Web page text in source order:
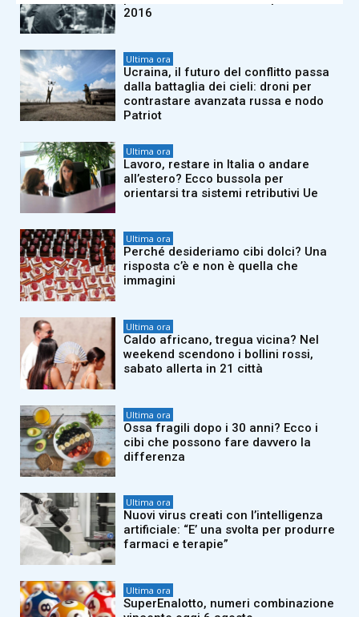
2016
Ultima ora
Ucraina, il futuro del conflitto passa
dalla battaglia dei cieli: droni per
contrastare avanzata russa e nodo
Patriot
Ultima ora
Lavoro, restare in Italia o andare
all’estero? Ecco bussola per
orientarsi tra sistemi retributivi Ue
Ultima ora
Perché desideriamo cibi dolci? Una
risposta c’è e non è quella che
immagini
Ultima ora
Caldo africano, tregua vicina? Nel
weekend scendono i bollini rossi,
sabato allerta in 21 città
Ultima ora
Ossa fragili dopo i 30 anni? Ecco i
cibi che possono fare davvero la
differenza
Ultima ora
Nuovi virus creati con l’intelligenza
artificiale: “E’ una svolta per produrre
farmaci e terapie”
Ultima ora
SuperEnalotto, numeri combinazione